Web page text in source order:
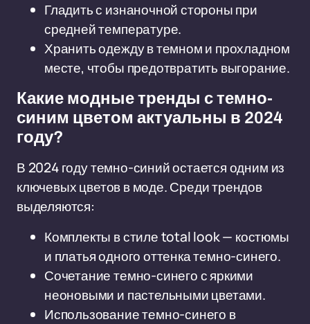
Гладить с изнаночной стороны при
средней температуре.
Хранить одежду в темном и прохладном
месте, чтобы предотвратить выгорание.
Какие модные тренды с темно-
синим цветом актуальны в 2024
году?
В 2024 году темно-синий остается одним из
ключевых цветов в моде. Среди трендов
выделяются:
Комплекты в стиле total look — костюмы
и платья одного оттенка темно-синего.
Сочетание темно-синего с яркими
неоновыми и пастельными цветами.
Использование темно-синего в